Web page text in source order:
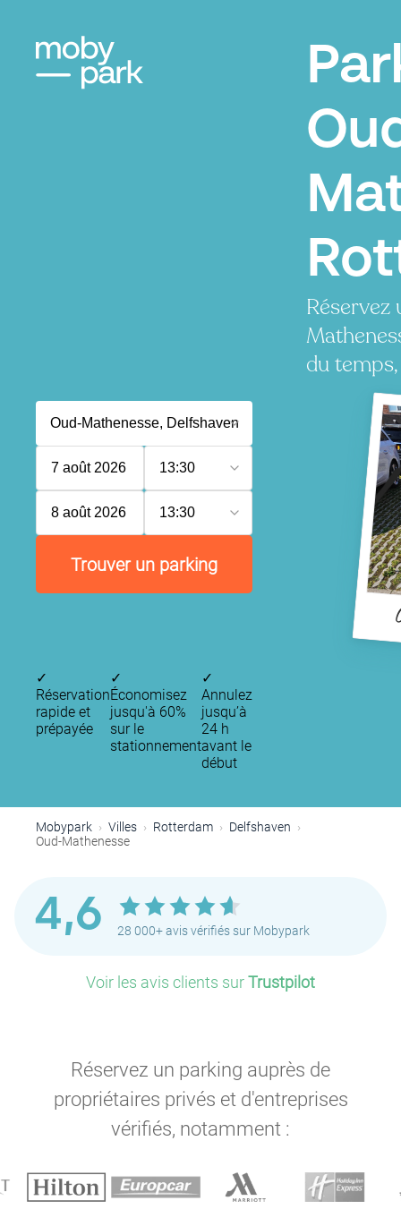
du
7 août 2026 13:30
8 août 2026 13:30
Trouver un parking
✓
Réservation
rapide et
prépayée
✓
Économisez
jusqu'à 60%
sur le
stationnement
✓
Annulez
jusqu’à
24 h
avant le
début
Mobypark Villes Rotterdam
Delfshaven
Oud-Mathenesse
4,6 28 000+ avis vérifiés sur Mobypark
Voir les avis clients surTrustpilot
Réservez un parking auprès de
propriétaires privés et d'entreprises
vérifiés, notamment :